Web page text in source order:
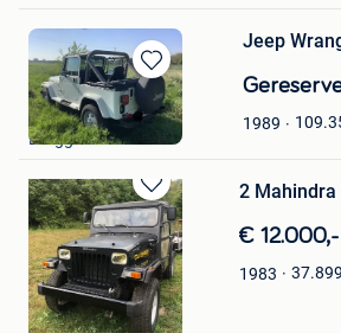
Bewaren
in
Mijn
Favorieten
Jeep
1989
Bart
Brugge
Bewaren
in
Mijn
Favorieten
2 Mahindra
€ 12.000,-
1983 37.899
alzagato
Ciney